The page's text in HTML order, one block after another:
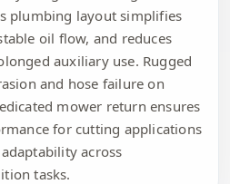
plumbing layout simplifies
oil flow, and reduces
auxiliary use. Rugged
and hose failure on
mower return ensures
for cutting applications
across
tasks.